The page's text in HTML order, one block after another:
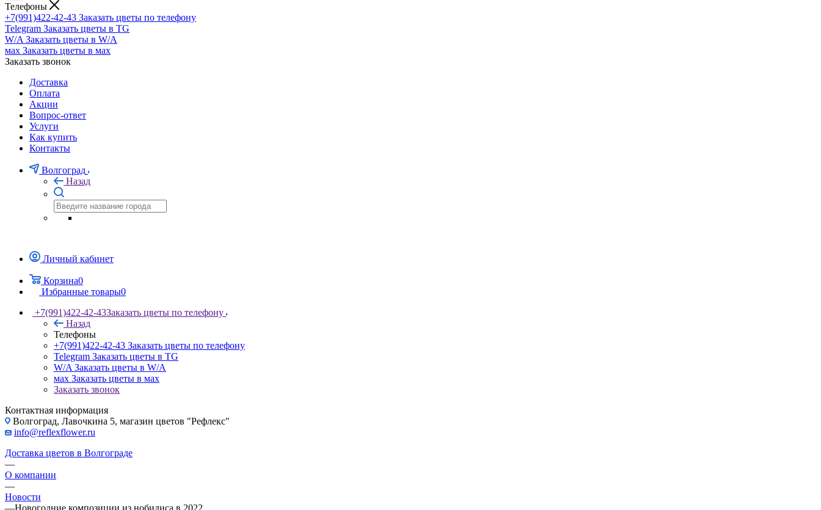
Телефоны
+7(991)422-42-43 Заказать цветы по телефону
Telegram Заказать цветы в TG
W/A Заказать цветы в W/A
мах Заказать цветы в мах
Заказать звонок
Доставка
Оплата
Акции
Вопрос-ответ
Услуги
Как купить
Контакты
Волгоград
Назад
Личный кабинет
Корзина0
Избранные товары0
+7(991)422-42-43Заказать цветы по телефону
Назад
Телефоны
+7(991)422-42-43 Заказать цветы по телефону
Telegram Заказать цветы в TG
W/A Заказать цветы в W/A
мах Заказать цветы в мах
Заказать звонок
Контактная информация
Волгоград, Лавочкина 5, магазин цветов "Рефлекс"
info@reflexflower.ru
Доставка цветов в Волгограде
—
О компании
—
Новости
—Новогодние композиции из нобилиса в 2022